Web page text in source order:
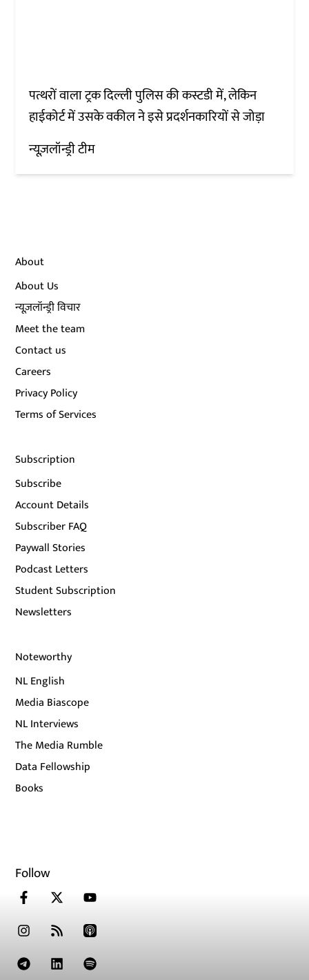
पत्थरों वाला ट्रक दिल्ली पुलिस की कस्टडी में, लेकिन
हाईकोर्ट में उसके वकील ने इसे प्रदर्शनकारियों से जोड़ा
न्यूज़लॉन्ड्री टीम
About
About Us
न्यूज़लॉन्ड्री विचार
Meet the team
Contact us
Careers
Privacy Policy
Terms of Services
Subscription
Subscribe
Account Details
Subscriber FAQ
Paywall Stories
Podcast Letters
Student Subscription
Newsletters
Noteworthy
NL English
Media Biascope
NL Interviews
The Media Rumble
Data Fellowship
Books
Follow